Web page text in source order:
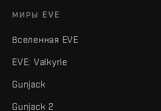
МИРЫ EVE
Вселенная EVE
EVE: Valkyrie
Gunjack
Gunjack 2